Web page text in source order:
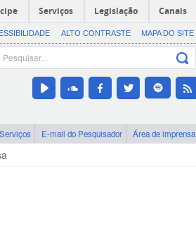
Serviços Legislação Canais
ALTO CONTRASTE MAPA DO SITE
Serviços E-mail do Pesquisador Área de imprensa